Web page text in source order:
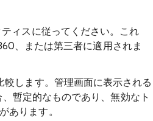
ィスに従ってください。これ
、または第三者に適用されま
します。管理画面に表示される
暫定的なものであり、無効なト
あります。